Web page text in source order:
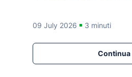
09 July 2026 3 minuti
Continua